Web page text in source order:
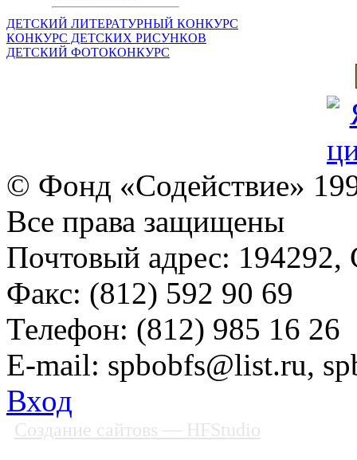
ДЕТСКИЙ ЛИТЕРАТУРНЫЙ КОНКУРС
КОНКУРС ДЕТСКИХ РИСУНКОВ
ДЕТСКИЙ ФОТОКОНКУРС
© Фонд «Содействие»
Все права защищены
Почтовый адрес: 194292,
Факс: (812) 592 90 69
Телефон: (812) 985 16 26
E-mail: spbobfs@list.ru,
Вход
Создание сайтовs — HFStudio